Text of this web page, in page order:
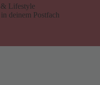
& Lifestyle
deinem Postfach